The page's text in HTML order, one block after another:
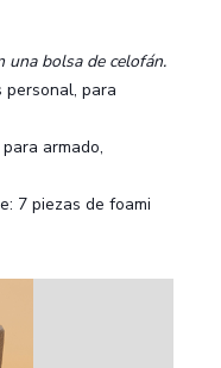
una bolsa de celofán.
personal, para
armado,
7 piezas de foami